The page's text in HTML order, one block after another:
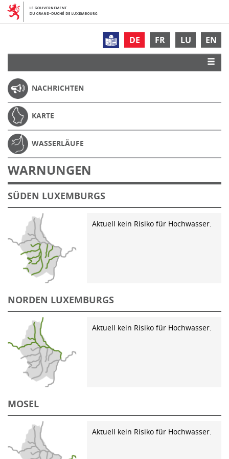
DE FR LU EN
NACHRICHTEN
KARTE
WASSERLÄUFE
WARNUNGEN
SÜDEN LUXEMBURGS
Aktuell kein Risiko für Hochwasser.
NORDEN LUXEMBURGS
Aktuell kein Risiko für Hochwasser.
MOSEL
Aktuell kein Risiko für Hochwasser.